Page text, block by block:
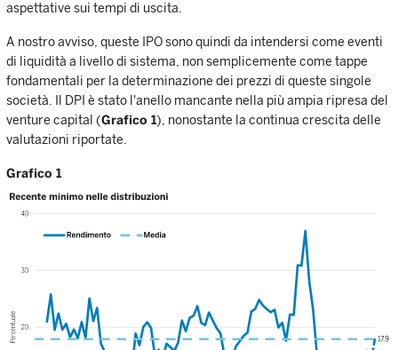
aspettative sui tempi di uscita.
A nostro avviso, queste IPO sono quindi da intendersi come eventi
di liquidità a livello di sistema, non semplicemente come tappe
fondamentali per la determinazione dei prezzi di queste singole
società. Il DPI è stato l'anello mancante nella più ampia ripresa del
venture capital (Grafico 1), nonostante la continua crescita delle
valutazioni riportate.
Grafico 1